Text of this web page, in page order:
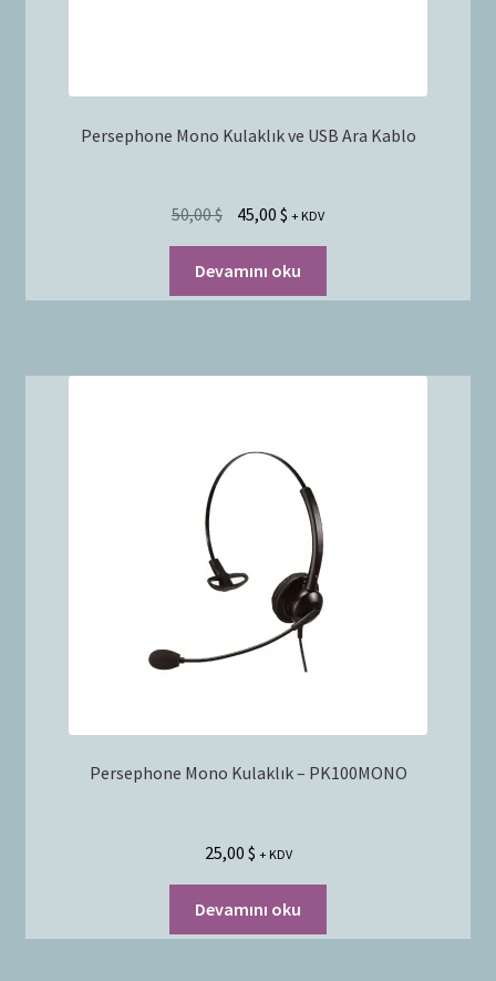
Persephone Mono Kulaklık ve USB Ara Kablo
50,00$ 45,00 $ + KDV
Devamını oku
Persephone Mono Kulaklık – PK100MONO
25,00 $ + KDV
Devamını oku